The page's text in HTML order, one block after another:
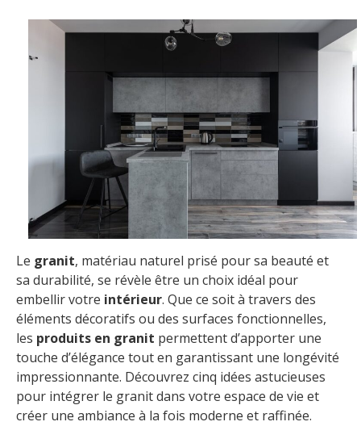
Le granit, matériau naturel prisé pour sa beauté et
sa durabilité, se révèle être un choix idéal pour
embellir votre intérieur. Que ce soit à travers des
éléments décoratifs ou des surfaces fonctionnelles,
les produits en granit permettent d’apporter une
touche d’élégance tout en garantissant une longévité
impressionnante. Découvrez cinq idées astucieuses
pour intégrer le granit dans votre espace de vie et
créer une ambiance à la fois moderne et raffinée.